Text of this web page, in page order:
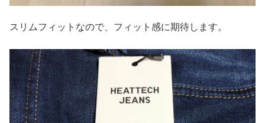
スリムフィットなので、フィット感に期待します。